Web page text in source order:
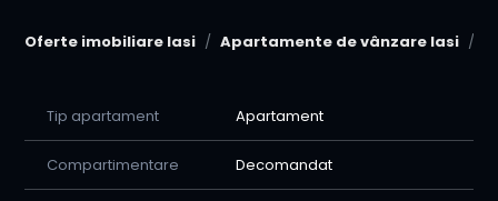
Oferte imobiliare Iasi Apartamente de vânzare Iasi
la intrare, usi de interior noi, gresie, faianta, parchet,
tamplarie PVC cu geam termopan.
💰 Preț: 104.999 Euro!
Tip apartament Apartament
Compartimentare Decomandat